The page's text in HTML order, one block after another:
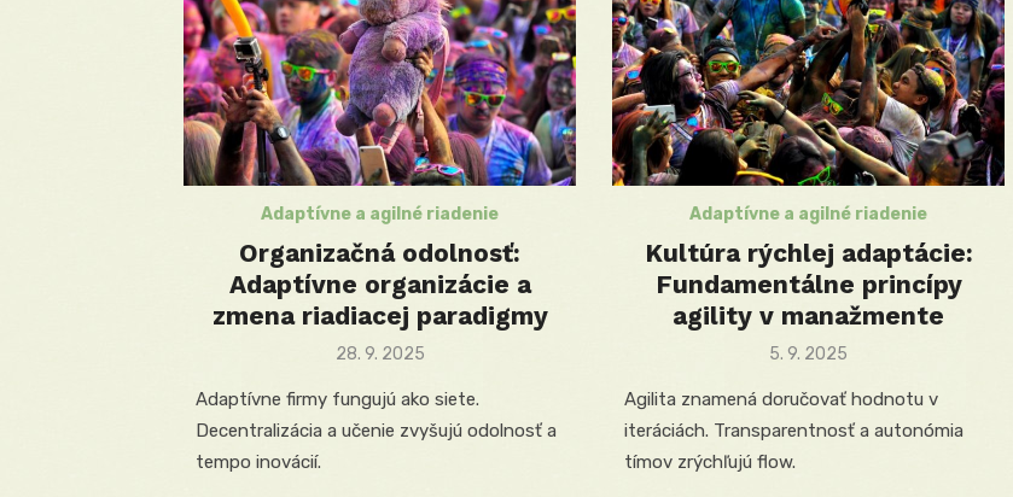
Adaptívne a agilné riadenie
Organizačná odolnosť:
Adaptívne organizácie a
zmena riadiacej paradigmy
Posted
28. 9. 2025
Adaptívne firmy fungujú ako siete.
Decentralizácia a učenie zvyšujú odolnosť a
tempo inovácií.
Adaptívne a agilné riadenie
Kultúra rýchlej adaptácie:
Fundamentálne princípy
agility v manažmente
Posted
5. 9. 2025
Agilita znamená doručovať hodnotu v
iteráciách. Transparentnosť a autonómia
tímov zrýchľujú flow.